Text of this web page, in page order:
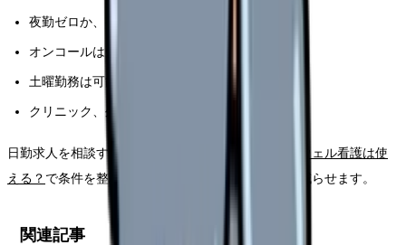
夜勤ゼロか、夜勤少なめなら可か
オンコールは受けられるか
土曜勤務は可能か
クリニック、外来、訪問看護のどれを優先するか
日勤求人を相談する前に、
夜勤なしで探すならレバウェル看護は使
える？ で条件を整理しておくと、求人提案のズレを減らせます。
関連記事